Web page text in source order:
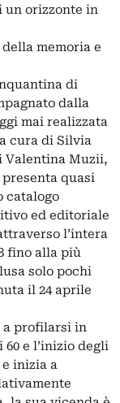
un orizzonte in
memoria e
di
dalla
mai realizzata
cura di Silvia
Valentina Muzii,
quasi
catalogo
ed editoriale
l’intera
fino alla più
solo pochi
il 24 aprile
a profilarsi in
e l’inizio degli
e inizia a